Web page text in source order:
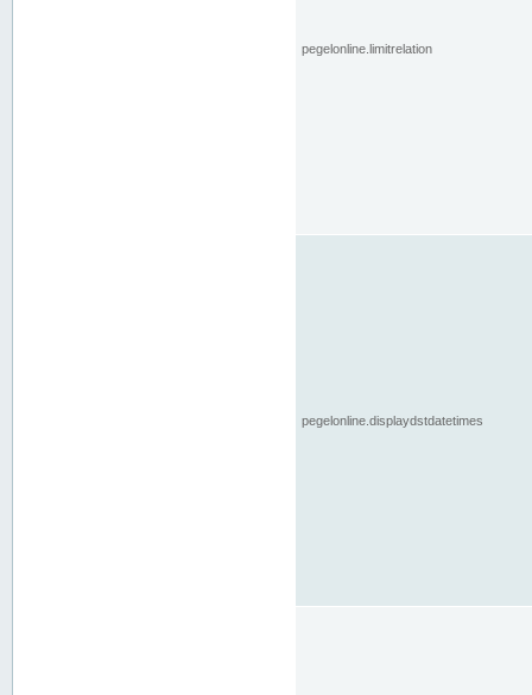
pegelonline.limitrelation
pegelonline.displaydstdatetimes